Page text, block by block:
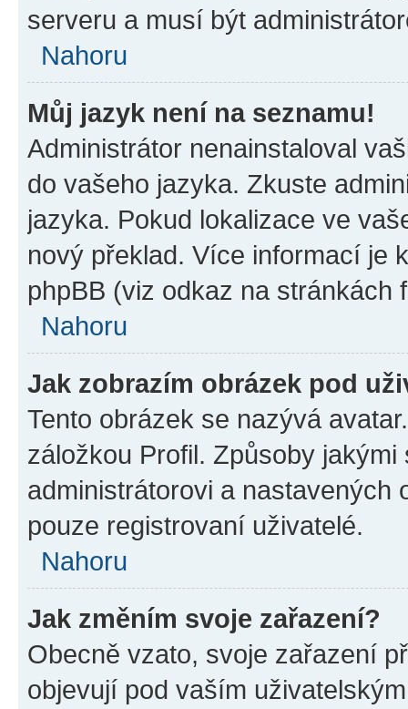
serveru a musí být
Nahoru
Můj jazyk není na seznamu!
Administrátor nenainstaloval
do vašeho jazyka. Zkuste
jazyka. Pokud lokalizace ve
nový překlad. Více informací je
phpBB (viz odkaz na stránkách
Nahoru
Jak zobrazím obrázek pod
Tento obrázek se nazývá
záložkou Profil. Způsoby
administrátorovi a nastavených
pouze registrovaní uživatelé.
Nahoru
Jak změním svoje zařazení?
Obecně vzato, svoje zařazení
objevují pod vaším